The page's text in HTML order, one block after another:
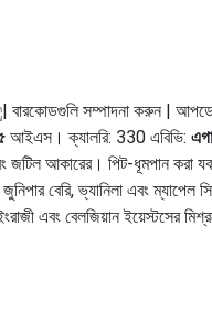
| বারকোডগুলি সম্পাদনা করুন |
আইএস। ক্যালরি: 330 এবিভি:
জটিল আকারের। পিট-ধূমপান করা
বেরি, ভ্যানিলা এবং ম্যাপেল
এবং বেলজিয়ান ইয়েস্টসের